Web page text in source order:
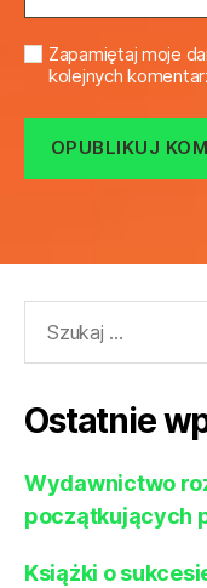
Zapamiętaj moje
kolejnych
Ostatnie
Wydawnictwo
początkujących
Książki o